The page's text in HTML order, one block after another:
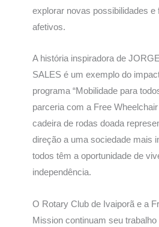
explorar novas possibilidades e
afetivos.
A história inspiradora de
SALES é um exemplo do
programa “Mobilidade para
parceria com a Free
cadeira de rodas doada
direção a uma sociedade mais
todos têm a oportunidade de
independência.
O Rotary Club de Ivaiporã e a
Mission continuam seu